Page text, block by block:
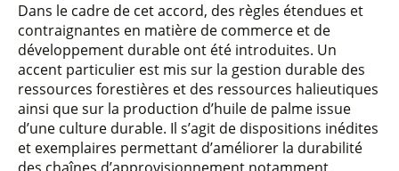
Dans le cadre de cet accord, des règles étendues et
contraignantes en matière de commerce et de
développement durable ont été introduites. Un
accent particulier est mis sur la gestion durable des
ressources forestières et des ressources halieutiques
ainsi que sur la production d’huile de palme issue
d’une culture durable. Il s’agit de dispositions inédites
et exemplaires permettant d’améliorer la durabilité